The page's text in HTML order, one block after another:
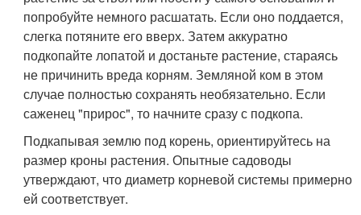
попробуйте немного расшатать. Если оно поддается,
слегка потяните его вверх. Затем аккуратно
подкопайте лопатой и достаньте растение, стараясь
не причинить вреда корням. Земляной ком в этом
случае полностью сохранять необязательно. Если
саженец "прирос", то начните сразу с подкопа.
Подкапывая землю под корень, ориентируйтесь на
размер кроны растения. Опытные садоводы
утверждают, что диаметр корневой системы примерно
ей соответствует.